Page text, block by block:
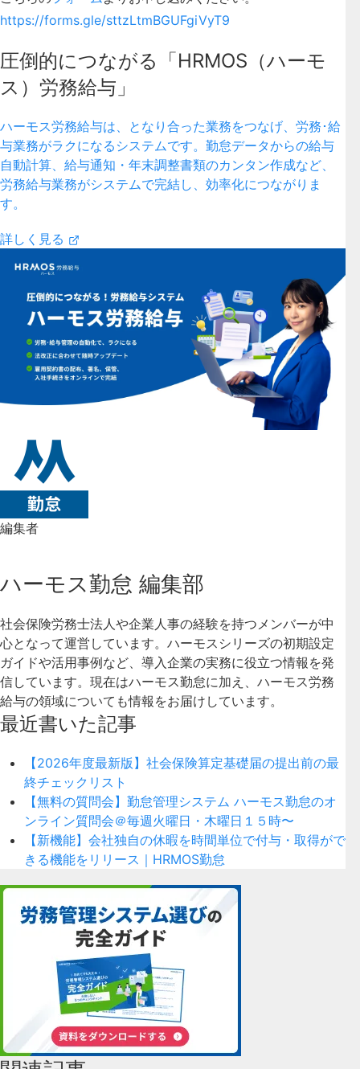
https://forms.gle/sttzLtmBGUFgiVyT9
圧倒的につながる「HRMOS（ハーモ
ス）労務給与」
ハーモス労務給与は、となり合った業務をつなげ、労務･給
与業務がラクになるシステムです。勤怠データからの給与
自動計算、給与通知・年末調整書類のカンタン作成など、
労務給与業務がシステムで完結し、効率化につながりま
す。
詳しく見る
編集者
ハーモス勤怠 編集部
社会保険労務士法人や企業人事の経験を持つメンバーが中
心となって運営しています。ハーモスシリーズの初期設定
ガイドや活用事例など、導入企業の実務に役立つ情報を発
信しています。現在はハーモス勤怠に加え、ハーモス労務
給与の領域についても情報をお届けしています。
最近書いた記事
【2026年度最新版】社会保険算定基礎届の提出前の最
終チェックリスト
【無料の質問会】勤怠管理システム ハーモス勤怠のオ
ンライン質問会＠毎週火曜日・木曜日１５時〜
【新機能】会社独自の休暇を時間単位で付与・取得がで
きる機能をリリース｜HRMOS勤怠